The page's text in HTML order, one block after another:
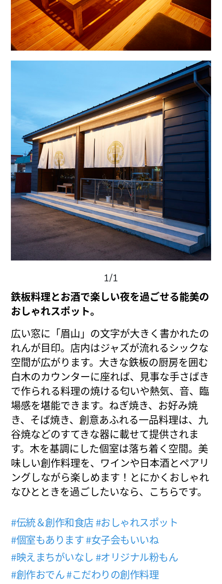
1/1
鉄板料理とお酒で楽しい夜を過ごせる能美の
おしゃれスポット。
広い窓に「眉山」の文字が大きく書かれたの
れんが目印。店内はジャズが流れるシックな
空間が広がります。大きな鉄板の厨房を囲む
白木のカウンターに座れば、見事な手さばき
で作られる料理の焼ける匂いや熱気、音、臨
場感を堪能できます。ねぎ焼き、お好み焼
き、そば焼き、創意あふれる一品料理は、九
谷焼などのすてきな器に載せて提供されま
す。木を基調にした個室は落ち着く空間。美
味しい創作料理を、ワインや日本酒とペアリ
ングしながら楽しめます！とにかくおしゃれ
なひとときを過ごしたいなら、こちらです。
#伝統＆創作和食店#おしゃれスポット
#個室もあります#女子会もいいね
#映えまちがいなし #オリジナル粉もん
#創作おでん#こだわりの創作料理